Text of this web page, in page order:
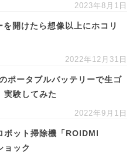
2023年8月1日
開けたら想像以上にホコリ
2022年12月31日
ポータブルバッテリーで生ゴ
実験してみた
2022年9月1日
ボット掃除機「ROIDMI
ョック